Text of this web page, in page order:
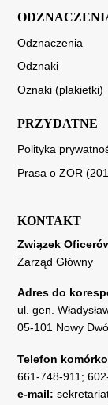
Odznaczenia
Odznaki
Oznaki (plakietki)
PRZYDATNE
Polityka
Prasa o ZOR
KONTAKT
Związek
Zarząd Główny
Adres do
ul. gen.
05-101 Nowy
Telefon
661-748-911 ;
e-mail: